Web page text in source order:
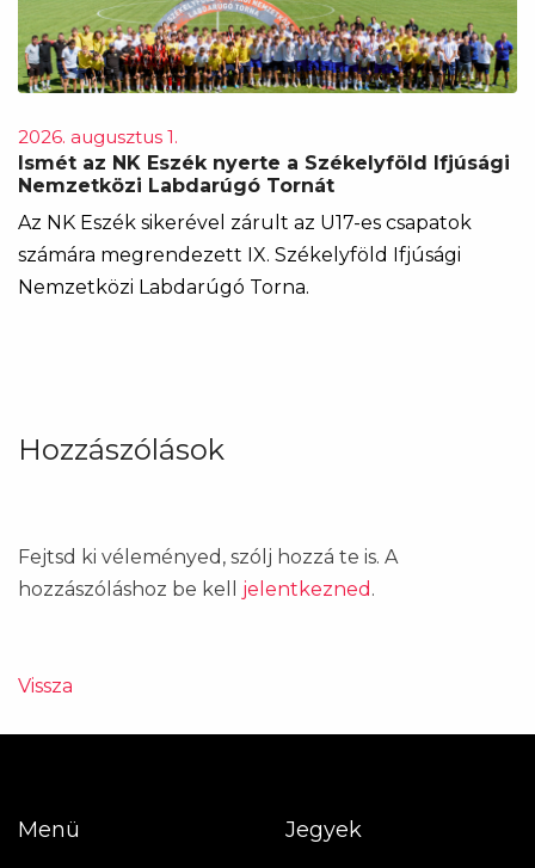
2026. augusztus 1.
Ismét az NK Eszék nyerte a Székelyföld Ifjúsági
Nemzetközi Labdarúgó Tornát
Az NK Eszék sikerével zárult az U17-es csapatok
számára megrendezett IX. Székelyföld Ifjúsági
Nemzetközi Labdarúgó Torna.
Hozzászólások
Fejtsd ki véleményed, szólj hozzá te is. A
hozzászóláshoz be kell jelentkezned .
Vissza
Menü Jegyek